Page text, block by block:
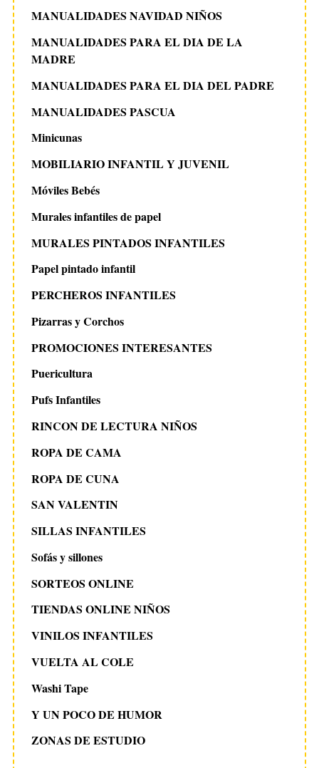
MANUALIDADES NAVIDAD NIÑOS
MANUALIDADES PARA EL DIA DE LA
MADRE
MANUALIDADES PARA EL DIA DEL PADRE
MANUALIDADES PASCUA
Minicunas
MOBILIARIO INFANTIL Y JUVENIL
Móviles Bebés
Murales infantiles de papel
MURALES PINTADOS INFANTILES
Papel pintado infantil
PERCHEROS INFANTILES
Pizarras y Corchos
PROMOCIONES INTERESANTES
Puericultura
Pufs Infantiles
RINCON DE LECTURA NIÑOS
ROPA DE CAMA
ROPA DE CUNA
SAN VALENTIN
SILLAS INFANTILES
Sofás y sillones
SORTEOS ONLINE
TIENDAS ONLINE NIÑOS
VINILOS INFANTILES
VUELTA AL COLE
Washi Tape
Y UN POCO DE HUMOR
ZONAS DE ESTUDIO